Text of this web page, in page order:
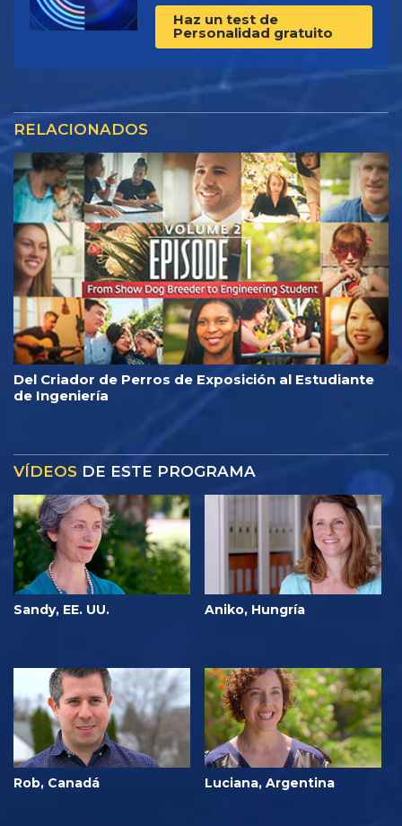
Haz un test de
Personalidad gratuito
RELACIONADOS
Del Criador de Perros de Exposición al Estudiante
de Ingeniería
VÍDEOS DE ESTE PROGRAMA
Sandy, EE. UU. Aniko, Hungría
Rob, Canadá Luciana, Argentina